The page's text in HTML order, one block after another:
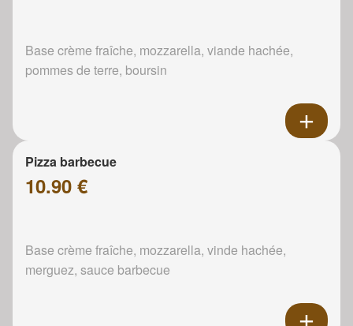
Base crème fraîche, mozzarella, viande hachée,
pommes de terre, boursin
Pizza barbecue
10.90 €
Base crème fraîche, mozzarella, vinde hachée,
merguez, sauce barbecue